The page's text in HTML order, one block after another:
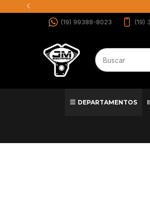
(19) 99388-8023 (19)
DEPARTAMENTOS